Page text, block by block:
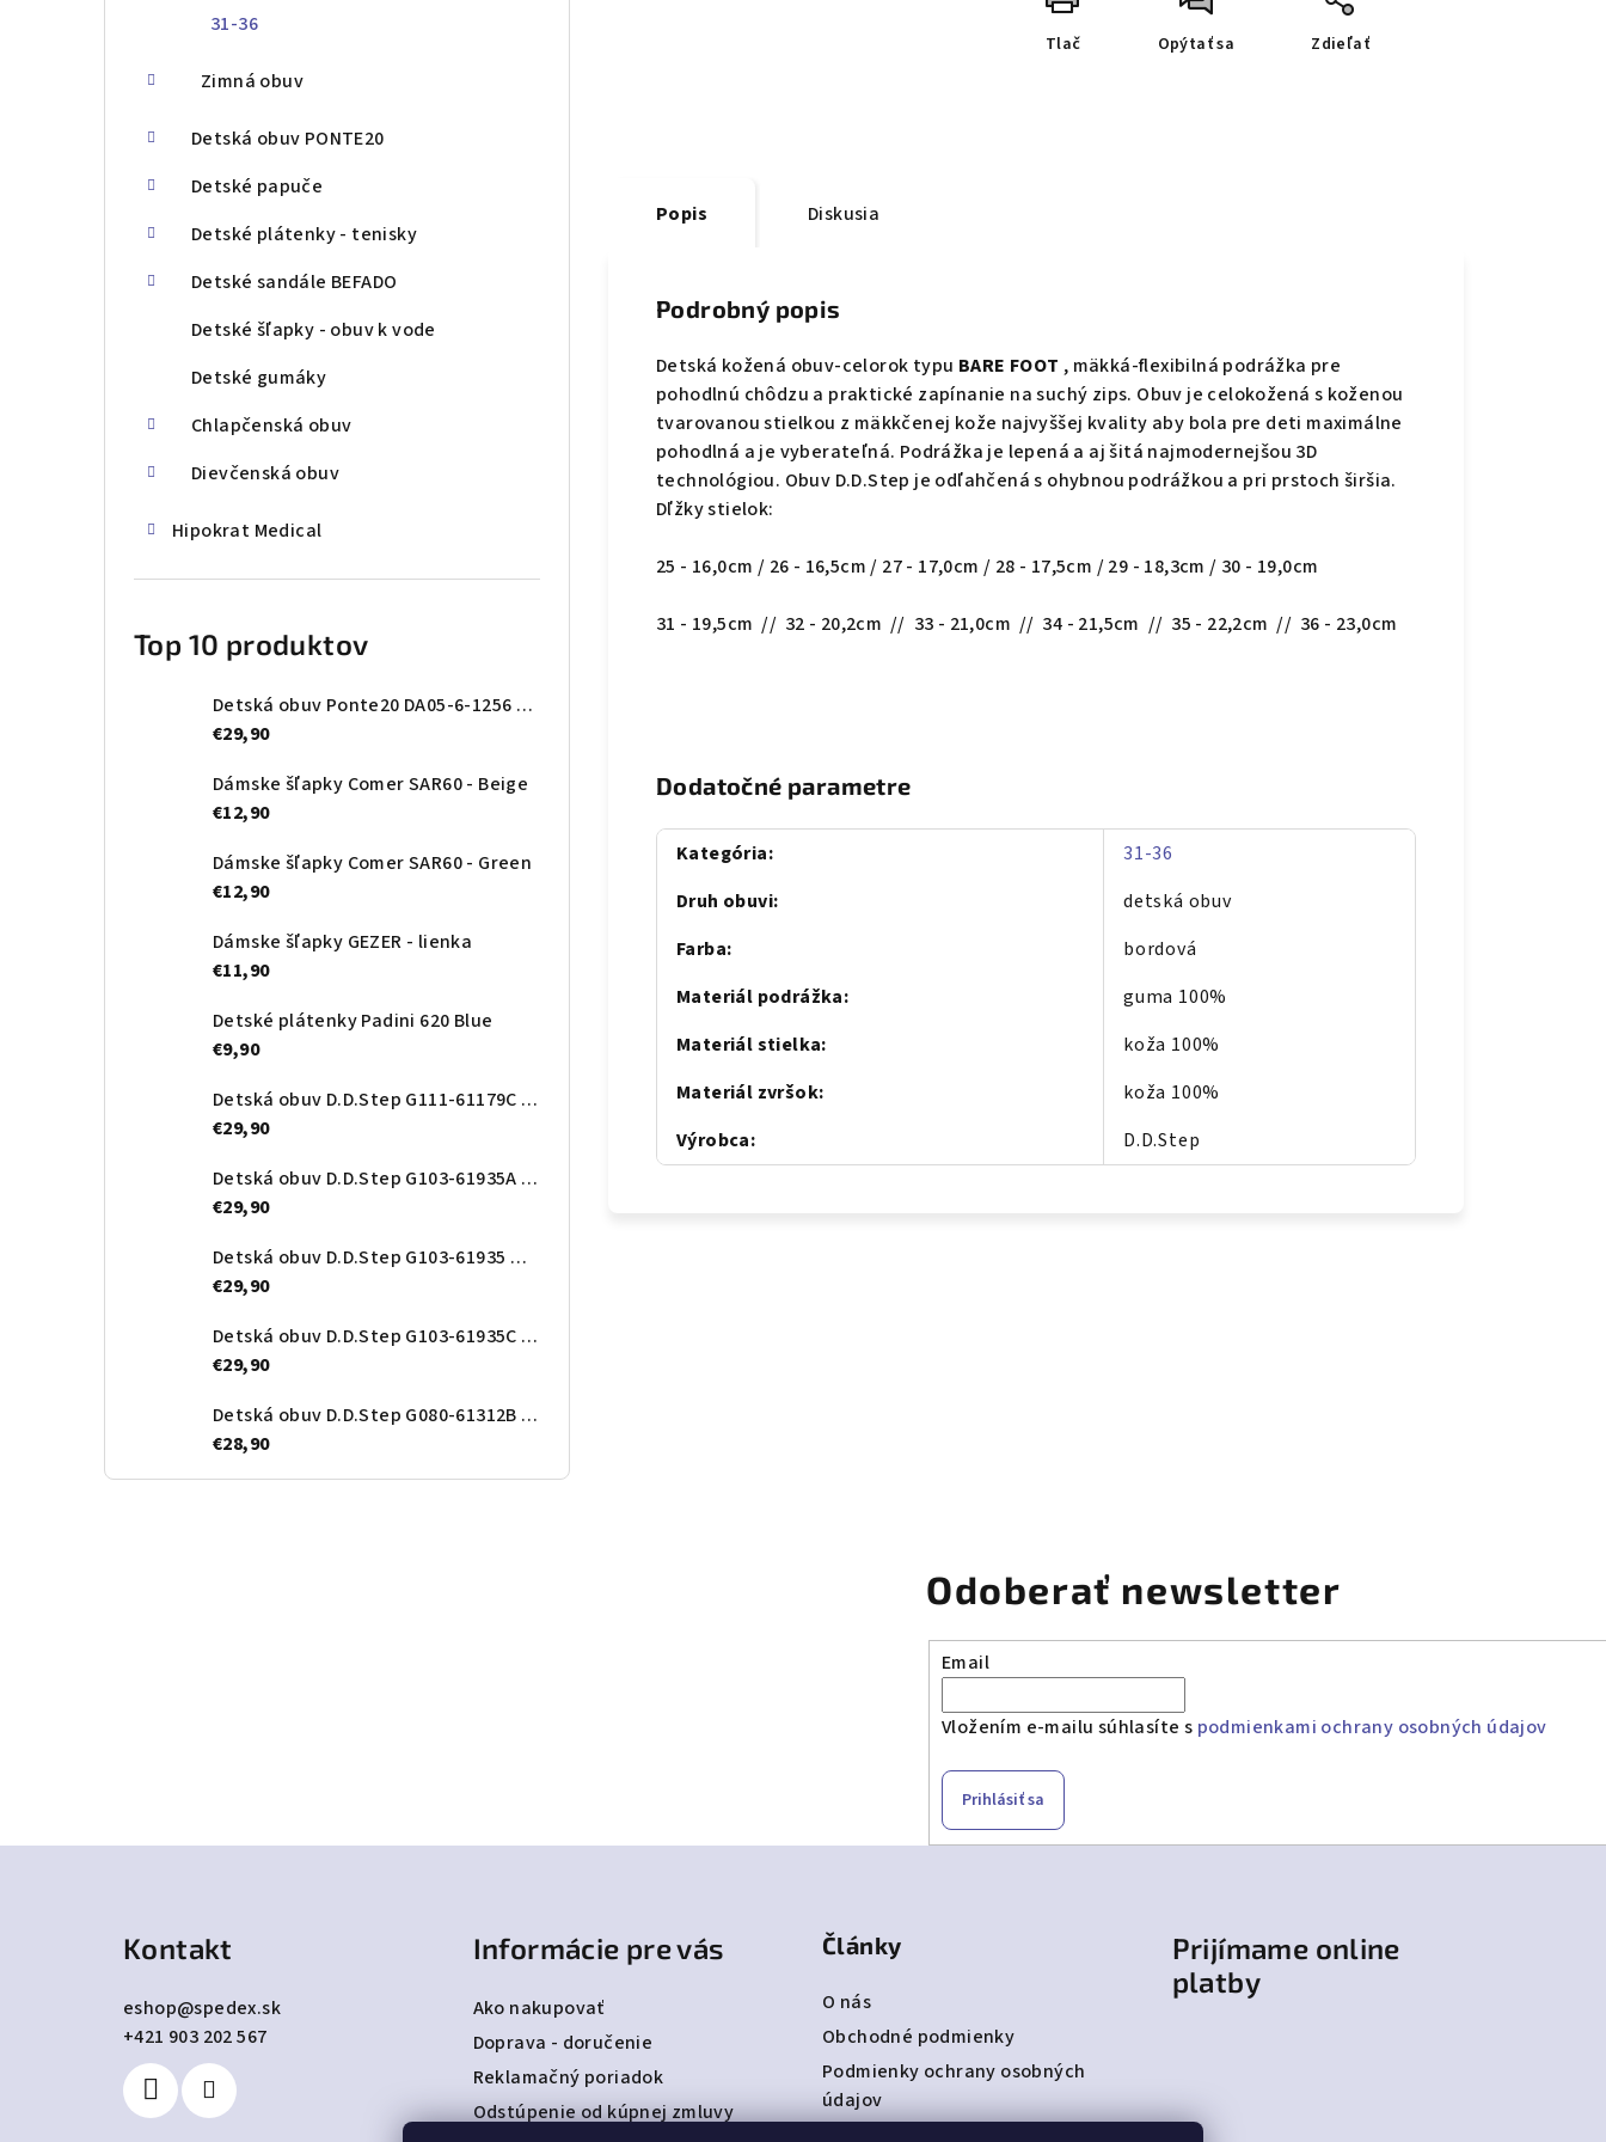
31-36
Zimná obuv
Detská obuv PONTE20
Detské papuče
Detské plátenky - tenisky
Detské sandále BEFADO
Detské šľapky - obuv k vode
Detské gumáky
Chlapčenská obuv
Dievčenská obuv
Hipokrat Medical
Top 10 produktov
Detská obuv Ponte20 DA05-6-1256 Oceanic
€29,90
Dámske šľapky Comer SAR60 - Beige
€12,90
Dámske šľapky Comer SAR60 - Green
€12,90
Dámske šľapky GEZER - lienka
€11,90
Detské plátenky Padini 620 Blue
€9,90
Detská obuv D.D.Step G111-61179C Rose gold
€29,90
Detská obuv D.D.Step G103-61935A Royal Blue
€29,90
Detská obuv D.D.Step G103-61935 Orange
€29,90
Detská obuv D.D.Step G103-61935C Gold
€29,90
Detská obuv D.D.Step G080-61312B Royal blue
€28,90
Tlač Opýtať sa Zdieľať
Popis Diskusia
Podrobný popis
Detská kožená obuv-celorok typu BARE FOOT , mäkká-flexibilná podrážka pre
pohodlnú chôdzu a praktické zapínanie na suchý zips. Obuv je celokožená s koženou
tvarovanou stielkou z mäkkčenej kože najvyššej kvality aby bola pre deti maximálne
pohodlná a je vyberateľná. Podrážka je lepená a aj šitá najmodernejšou 3D
technológiou. Obuv D.D.Step je odľahčená s ohybnou podrážkou a pri prstoch širšia.
Dľžky stielok:
25 - 16,0cm / 26 - 16,5cm / 27 - 17,0cm / 28 - 17,5cm / 29 - 18,3cm / 30 - 19,0cm
31 - 19,5cm // 32 - 20,2cm // 33 - 21,0cm // 34 - 21,5cm // 35 - 22,2cm // 36 - 23,0cm
Dodatočné parametre
Kategória:
31-36
Druh obuvi:
detská obuv
Farba:
bordová
Materiál podrážka:
guma 100%
Materiál stielka:
koža 100%
Materiál zvršok:
koža 100%
Výrobca: D.D.Step
Odoberať newsletter
Email
Vložením e-mailu súhlasíte s podmienkami ochrany osobných údajov
Prihlásiť sa
Kontakt
eshop@spedex.sk
+421 903 202 567
Informácie pre vás
Ako nakupovať
Doprava - doručenie
Reklamačný poriadok
Odstúpenie od kúpnej zmluvy
Články
O nás
Obchodné podmienky
Podmienky ochrany osobných
údajov
Prijímame online
platby